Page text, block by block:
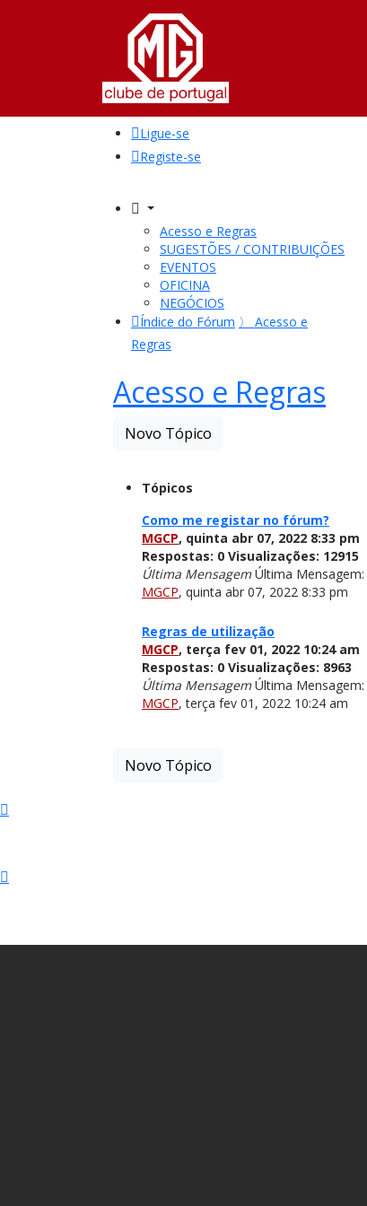
Ligue-se
Registe-se
Acesso e Regras
SUGESTÕES / CONTRIBUIÇÕES
EVENTOS
OFICINA
NEGÓCIOS
Índice do Fórum 〉
Acesso e
Regras
Acesso e Regras
Novo Tópico
Tópicos
Como me registar no fórum?
MGCP, quinta abr 07, 2022 8:33 pm
Respostas: 0 Visualizações: 12915
Última MensagemÚltima Mensagem:
MGCP, quinta abr 07, 2022 8:33 pm
Regras de utilização
MGCP, terça fev 01, 2022 10:24 am
Respostas: 0 Visualizações: 8963
Última MensagemÚltima Mensagem:
MGCP,terça fev 01, 2022 10:24 am
Novo Tópico